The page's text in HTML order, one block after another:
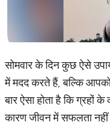
सोमवार के दिन कुछ ऐसे
में मदद करते हैं, बल्कि
बार ऐसा होता है कि ग्रहों
कारण जीवन में सफलता नहीं